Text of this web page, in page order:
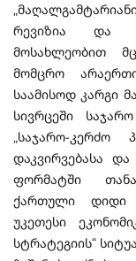
რევიზია და
მოსახლეობით
მომცრო
საამისოდ კარგი
სივრცეში
„საჯარო-კერძო
დაკვირვებასა
ფორმატში
ქართული დიდი
უკეთესი
სტრატეგიის“